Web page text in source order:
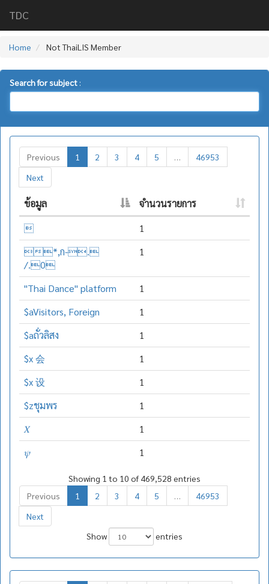
TDC
Home Not ThaiLIS Member
Search for subject :
Previous 1 2 3 4 5 …
46953
Next
ข้อมูล
จำนวนรายการ

1
*,ก-.
/.0
1
"Thai Dance" platform
1
$aVisitors, Foreign
1
$aถั่วลิสง
1
$x 会
1
$x 设
1
$zชุมพร
1
𝑋
1
𝜓
1
Showing 1 to 10 of 469,528 entries
Previous
1 2 3 4 5 …
46953
Next
Show
entries